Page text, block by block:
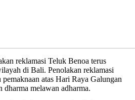
reklamasi Teluk Benoa terus
di Bali. Penolakan reklamasi
atas Hari Raya Galungan
dharma melawan adharma.